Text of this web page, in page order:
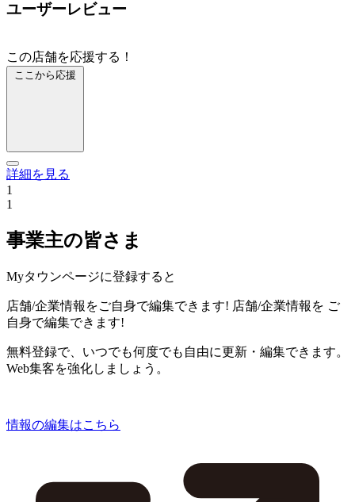
ユーザーレビュー
この店舗を応援する！
ここから応援
詳細を見る
1
1
事業主の皆さま
Myタウンページに登録すると
店舗/企業情報をご自身で編集できます! 店舗/企業情報を ご
自身で編集できます!
無料登録で、いつでも何度でも自由に更新・編集できます。
Web集客を強化しましょう。
情報の編集はこちら